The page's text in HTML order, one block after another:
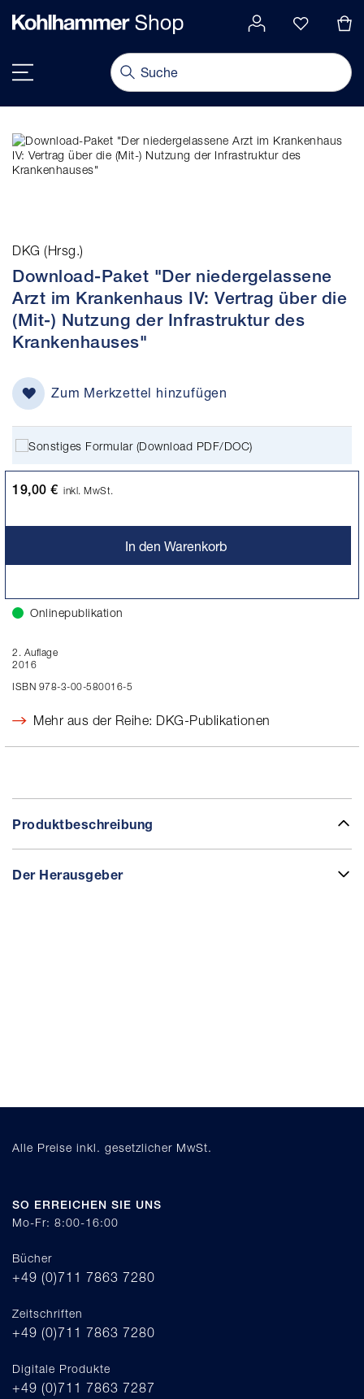
springen
DKG (Hrsg.)
Download-Paket "Der niedergelassene
Arzt im Krankenhaus IV: Vertrag über die
(Mit-) Nutzung der Infrastruktur des
Krankenhauses"
Zum Merkzettel hinzufügen
Formular (Download PDF/DOC)
19,00 € inkl. MwSt.
In den Warenkorb
Onlinepublikation
2. Auflage
2016
ISBN 978-3-00-580016-5
Mehr aus der Reihe: DKG-Publikationen
Produktbeschreibung
Der Herausgeber
Alle Preise inkl. gesetzlicher MwSt.
SO ERREICHEN SIE UNS
Mo-Fr: 8:00-16:00
Bücher
+49 (0)711 7863 7280
Zeitschriften
+49 (0)711 7863 7280
Digitale Produkte
+49 (0)711 7863 7287